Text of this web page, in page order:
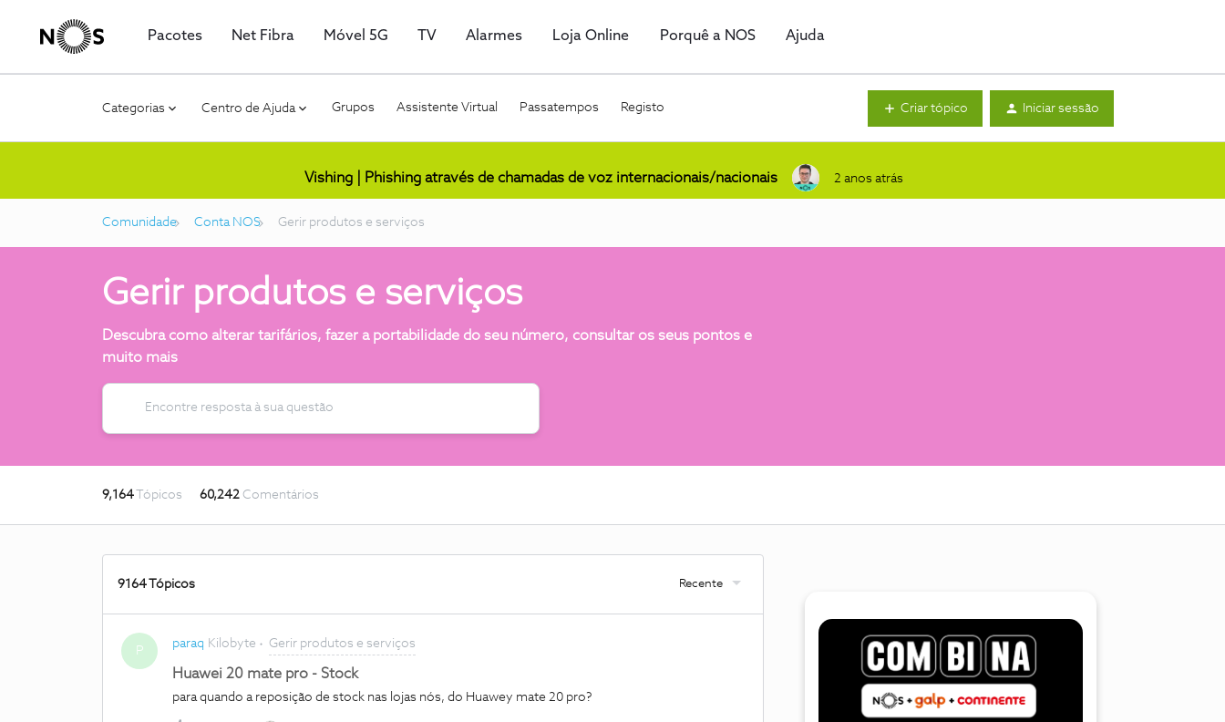
Pacotes Net Fibra Móvel 5G TV Alarmes Loja Online Porquê a NOS Ajuda
Categorias Centro de Ajuda Grupos Assistente Virtual Passatempos Registo Criar tópico Iniciar sessão
Vishing | Phishing através de chamadas de voz internacionais/nacionais 2 anos atrás
Comunidade Conta NOS Gerir produtos e serviços
Gerir produtos e serviços
Descubra como alterar tarifários, fazer a portabilidade do seu número, consultar os seus pontos e
muito mais
9,164Tópicos 60,242 Comentários
9164 Tópicos Recente
P
paraq Kilobyte Gerir produtos e serviços
Huawei 20 mate pro - Stock
para quando a reposição de stock nas lojas nós, do Huawey mate 20 pro?